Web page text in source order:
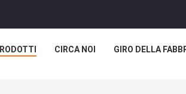
CIRCA NOI GIRO DELLA